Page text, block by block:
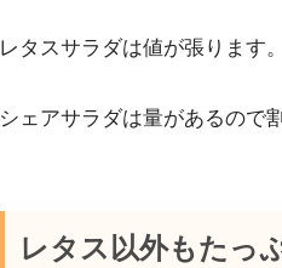
レタスサラダは値が張ります。
シェアサラダは量があるので
レタス以外もたっ